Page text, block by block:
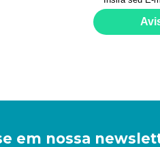
em nossa